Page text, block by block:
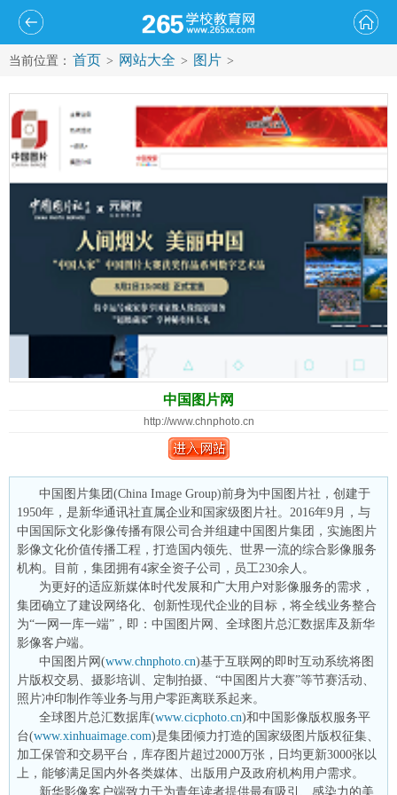
当前位置： 首页 > 网站大全 > 图片 >
中国图片网
http://www.chnphoto.cn
中国图片集团(China Image Group)前身为中国图片社，创建于
1950年，是新华通讯社直属企业和国家级图片社。2016年9月，与
中国国际文化影像传播有限公司合并组建中国图片集团，实施图片
影像文化价值传播工程，打造国内领先、世界一流的综合影像服务
机构。目前，集团拥有4家全资子公司，员工230余人。
为更好的适应新媒体时代发展和广大用户对影像服务的需求，
集团确立了建设网络化、创新性现代企业的目标，将全线业务整合
为“一网一库一端”，即：中国图片网、全球图片总汇数据库及新华
影像客户端。
中国图片网(www.chnphoto.cn)基于互联网的即时互动系统将图
片版权交易、摄影培训、定制拍摄、“中国图片大赛”等节赛活动、
照片冲印制作等业务与用户零距离联系起来。
全球图片总汇数据库(www.cicphoto.cn)和中国影像版权服务平
台(www.xinhuaimage.com)是集团倾力打造的国家级图片版权征集、
加工保管和交易平台，库存图片超过2000万张，日均更新3000张以
上，能够满足国内外各类媒体、出版用户及政府机构用户需求。
新华影像客户端致力于为青年读者提供最有吸引、感染力的美